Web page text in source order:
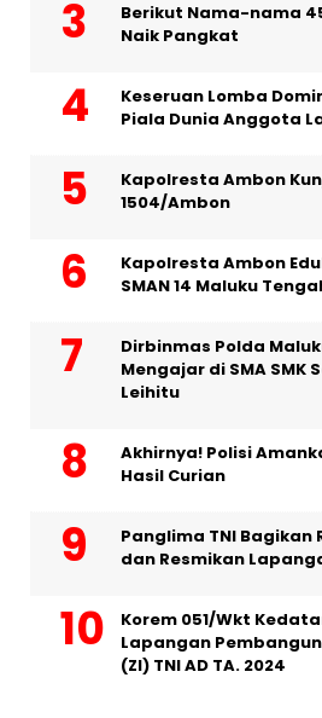
Berikut Nama-nama
Naik Pangkat
Keseruan Lomba
Piala Dunia Anggota
Kapolresta Ambon
1504/Ambon
Kapolresta Ambon
SMAN 14 Maluku
Dirbinmas Polda
Mengajar di SMA SMK
Leihitu
Akhirnya! Polisi
Hasil Curian
Panglima TNI Bagikan
dan Resmikan
Korem 051/Wkt
Lapangan
(ZI) TNI AD TA. 2024